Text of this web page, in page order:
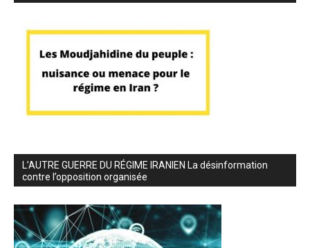
L’AUTRE GUERRE DU RÉGIME IRANIEN La désinformation
contre l’opposition organisée